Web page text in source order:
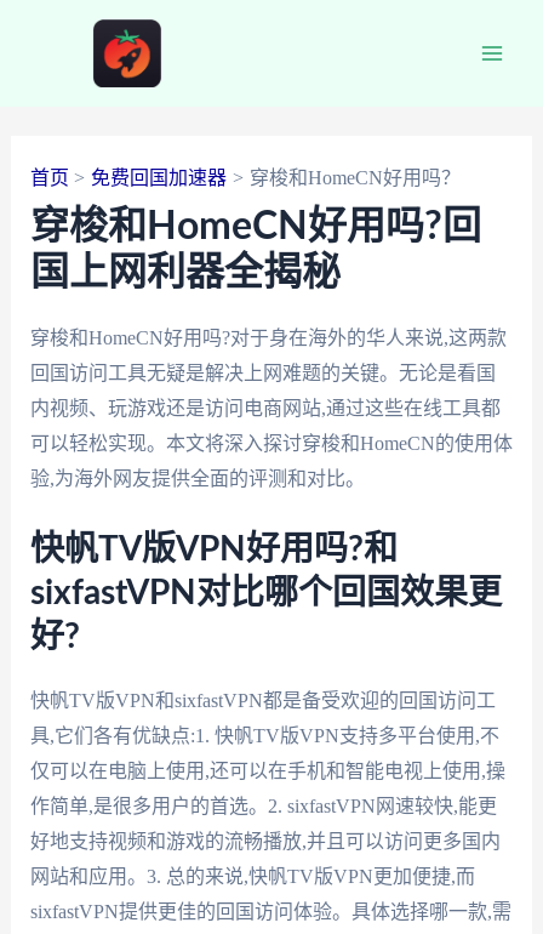
首页 免费回国加速器 穿梭和HomeCN好用吗？
穿梭和HomeCN好用吗?回
国上网利器全揭秘
穿梭和HomeCN好用吗?对于身在海外的华人来说,这两款
回国访问工具无疑是解决上网难题的关键。无论是看国
内视频、玩游戏还是访问电商网站,通过这些在线工具都
可以轻松实现。本文将深入探讨穿梭和HomeCN的使用体
验,为海外网友提供全面的评测和对比。
快帆TV版VPN好用吗?和
sixfastVPN对比哪个回国效果更
好?
快帆TV版VPN和sixfastVPN都是备受欢迎的回国访问工
具,它们各有优缺点:1. 快帆TV版VPN支持多平台使用,不
仅可以在电脑上使用,还可以在手机和智能电视上使用,操
作简单,是很多用户的首选。2. sixfastVPN网速较快,能更
好地支持视频和游戏的流畅播放,并且可以访问更多国内
网站和应用。3. 总的来说,快帆TV版VPN更加便捷,而
sixfastVPN提供更佳的回国访问体验。具体选择哪一款,需